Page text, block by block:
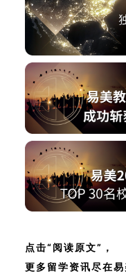
点击“阅读原文”，
更多留学资讯尽在